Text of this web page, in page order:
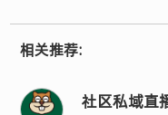
相关推荐:
社区私域直